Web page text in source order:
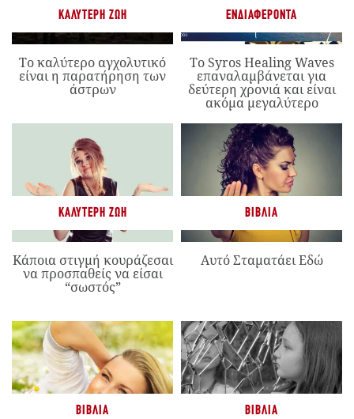
ΚΑΛΎΤΕΡΗ ΖΩΉ
Το καλύτερο αγχολυτικό
είναι η παρατήρηση των
άστρων
ΕΝΔΙΑΦΈΡΟΝΤΑ
Το Syros Healing Waves
επαναλαμβάνεται για
δεύτερη χρονιά και είναι
ακόμα μεγαλύτερο
ΚΑΛΎΤΕΡΗ ΖΩΉ
Κάποια στιγμή κουράζεσαι
να προσπαθείς να είσαι
“σωστός”
ΒΙΒΛΊΑ
Αυτό Σταματάει Εδώ
ΒΙΒΛΊΑ ΒΙΒΛΊΑ